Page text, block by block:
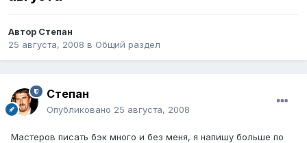
Автор Степан
25 августа, 2008 в Общий раздел
Степан
Опубликовано 25 августа, 2008
Мастеров писать бэк много и без меня, я напишу больше по